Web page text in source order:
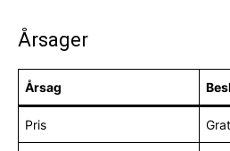
Årsager
Årsag
Pris